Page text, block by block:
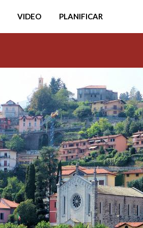
VIDEO PLANIFICAR